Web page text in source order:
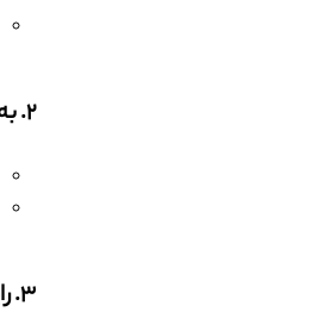
2. به نیاز روزانه خود توجه کنید
3. رایحه مورد علاقه خود را انتخاب کنید